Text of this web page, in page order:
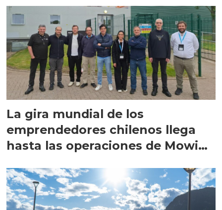
La gira mundial de los
emprendedores chilenos llega
hasta las operaciones de Mowi